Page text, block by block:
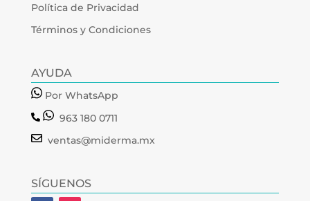
Política de Privacidad
Términos y Condiciones
AYUDA
Por WhatsApp
963 180 0711
ventas@miderma.mx
SÍGUENOS